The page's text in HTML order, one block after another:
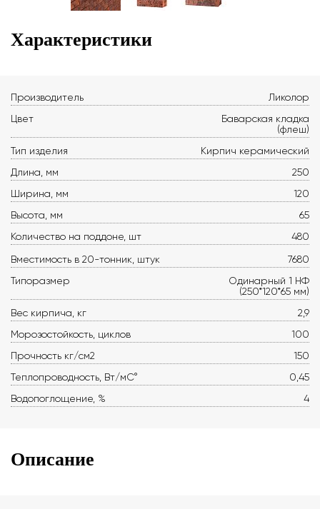
Характеристики
Производитель
Ликолор
Цвет
Баварская кладка
(флеш)
Тип изделия
Кирпич керамический
Длина, мм
250
Ширина, мм
120
Высота, мм
65
Количество на поддоне, шт
480
Вместимость в 20-тонник, штук
7680
Типоразмер
Одинарный 1 НФ
(250*120*65 мм)
Вес кирпича, кг
2,9
Морозостойкость, циклов
100
Прочность кг/см2
150
Теплопроводность, Вт/мС°
0,45
Водопоглощение, %
4
Описание